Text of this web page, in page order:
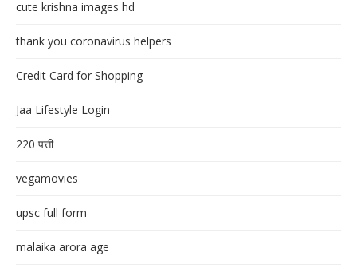
cute krishna images hd
thank you coronavirus helpers
Credit Card for Shopping
Jaa Lifestyle Login
220 पत्ती
vegamovies
upsc full form
malaika arora age